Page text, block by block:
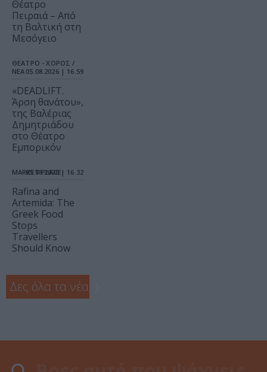
Θέατρο
Πειραιά – Από
τη Βαλτική στη
Μεσόγειο
ΘΕΑΤΡΟ - ΧΟΡΟΣ /
ΝΕΑ 05.08.2026 | 16.59
«DEADLIFT.
Άρση θανάτου»,
της Βαλέριας
Δημητριάδου
στο Θέατρο
Εμπορικόν
MARKET PLACE
05.08.2026 | 16.32
Rafina and
Artemida: The
Greek Food
Stops
Travellers
Should Know
Δες όλα τα νέα